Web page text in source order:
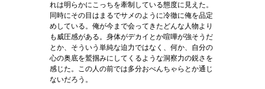
れは明らかにこっちを牽制している態度に見えた。
同時にその目はまるでサメのように冷徹に俺を品定
めしている。俺が今まで会ってきたどんな人物より
も威圧感がある。身体がデカイとか喧嘩が強そうだ
とか、そういう単純な迫力ではなく、何か、自分の
心の奥底を鷲掴みにしてくるような洞察力の鋭さを
感じた。この人の前では多分おべんちゃらとか通じ
ないだろう。